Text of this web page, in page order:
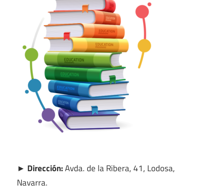
► Dirección:Avda. de la Ribera, 41, Lodosa,
Navarra.